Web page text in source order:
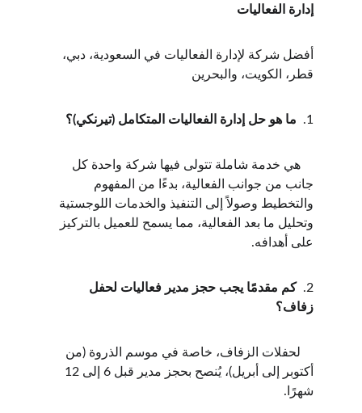
إدارة الفعاليات
أفضل شركة لإدارة الفعاليات في السعودية، دبي،
قطر، الكويت، والبحرين
1. ما هو حل إدارة الفعاليات المتكامل (تيرنكي)؟
    هي خدمة شاملة تتولى فيها شركة واحدة كل
جانب من جوانب الفعالية، بدءًا من المفهوم
والتخطيط وصولاً إلى التنفيذ والخدمات اللوجستية
وتحليل ما بعد الفعالية، مما يسمح للعميل بالتركيز
على أهدافه.
2.
كم مقدمًا يجب حجز مدير فعاليات لحفل
زفاف؟
    لحفلات الزفاف، خاصة في موسم الذروة (من
شهرًا.